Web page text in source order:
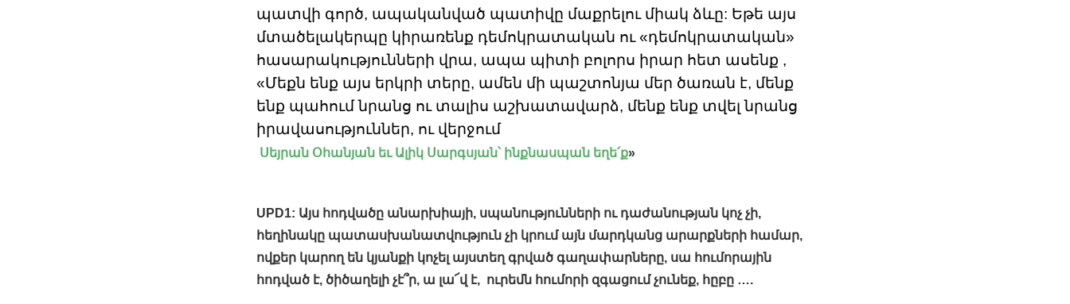
պատվի գործ, ապականված պատիվը մաքրելու միակ ձևը: Եթե այս
մտածելակերպը կիրառենք դեմոկրատական ու «դեմոկրատական»
հասարակությունների վրա, ապա պիտի բոլորս իրար հետ ասենք ,
«Մեքն ենք այս երկրի տերը, ամեն մի պաշտոնյա մեր ծառան է, մենք
ենք պահում նրանց ու տալիս աշխատավարձ, մենք ենք տվել նրանց
իրավասություններ, ու վերջում
Սեյրան Օհանյան եւ Ալիկ Սարգսյան՝ ինքնասպան եղե՛ք»
UPD1: Այս հոդվածը անարխիայի, սպանությունների ու դաժանության կոչ չի,
հեղինակը պատասխանատվություն չի կրում այն մարդկանց արարքների համար,
ովքեր կարող են կյանքի կոչել այստեղ գրված գաղափարները, սա հումորային
հոդված է, ծիծաղելի չէ՞ր, ա լա՜վ է, ուրեմն հումորի զգացում չունեք, հըբը ….